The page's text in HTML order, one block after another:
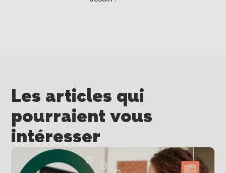
Les articles qui
pourraient vous
intéresser